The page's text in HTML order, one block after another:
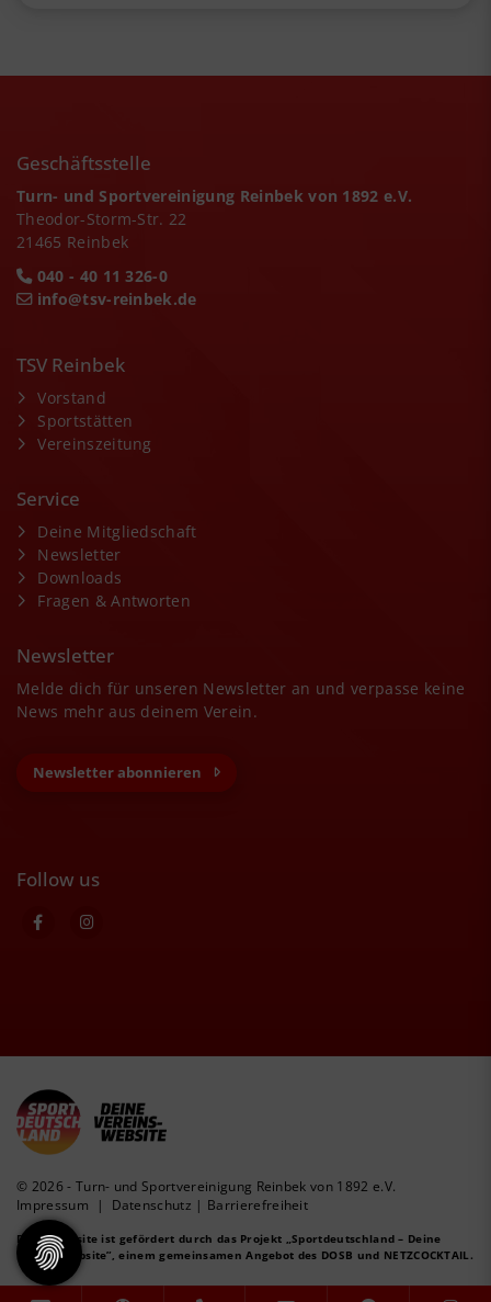
Geschäftsstelle
Turn- und Sportvereinigung Reinbek von 1892 e.V.
Theodor-Storm-Str. 22
21465 Reinbek
040 - 40 11 326-0
info@tsv-reinbek.de
TSV Reinbek
Vorstand
Sportstätten
Vereinszeitung
Service
Deine Mitgliedschaft
Newsletter
Downloads
Fragen & Antworten
Newsletter
Melde dich für unseren Newsletter an und verpasse keine
News mehr aus deinem Verein.
Newsletter abonnieren
Follow us
© 2026 - Turn- und Sportvereinigung Reinbek von 1892 e.V.
Impressum | Datenschutz | Barrierefreiheit
Diese Website ist gefördert durch das Projekt
„Sportdeutschland – Deine
Vereinswebsite” , einem gemeinsamen Angebot des DOSB und NETZCOCKTAIL.